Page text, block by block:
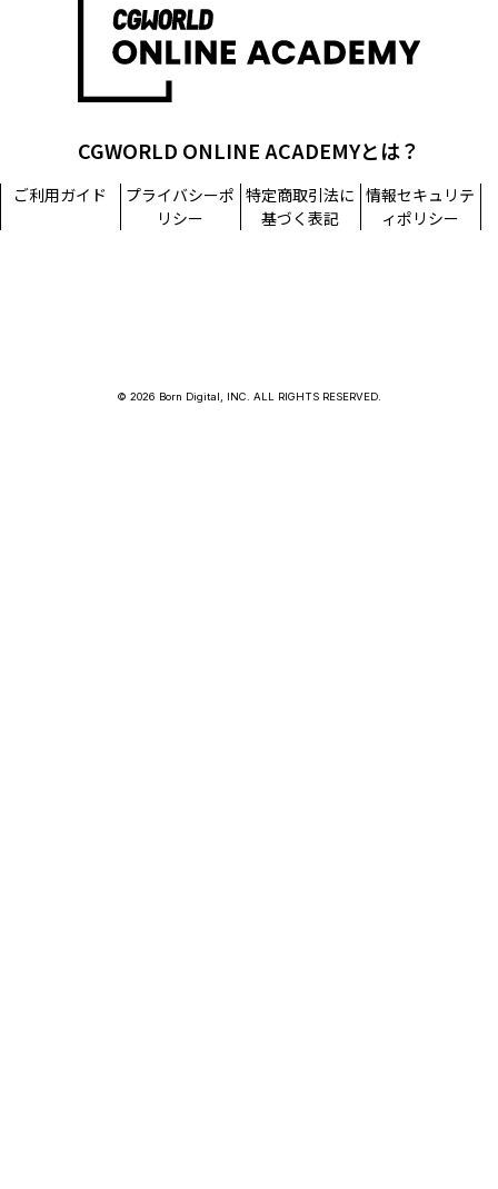
CGWORLD ONLINE ACADEMYとは？
ご利用ガイド
プライバシーポ
リシー
特定商取引法に
基づく表記
情報セキュリテ
ィポリシー
© 2026 Born Digital, INC. ALL RIGHTS RESERVED.